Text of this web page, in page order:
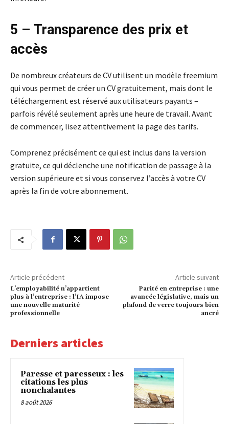
5 – Transparence des prix et
accès
De nombreux créateurs de CV utilisent un modèle freemium
qui vous permet de créer un CV gratuitement, mais dont le
téléchargement est réservé aux utilisateurs payants –
parfois révélé seulement après une heure de travail. Avant
de commencer, lisez attentivement la page des tarifs.
Comprenez précisément ce qui est inclus dans la version
gratuite, ce qui déclenche une notification de passage à la
version supérieure et si vous conservez l’accès à votre CV
après la fin de votre abonnement.
Article précédent
L’employabilité n’appartient
plus à l’entreprise : l’IA impose
une nouvelle maturité
professionnelle
Article suivant
Parité en entreprise : une
avancée législative, mais un
plafond de verre toujours bien
ancré
Derniers articles
Paresse et paresseux : les
citations les plus
nonchalantes
8 août 2026